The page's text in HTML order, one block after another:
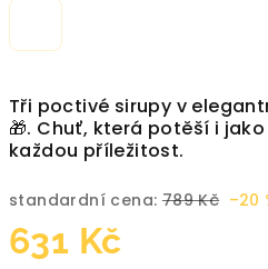
Tři poctivé sirupy v
🎁. Chuť, která potěší i
každou příležitost.
standardní cena: 789 Kč –20
631 Kč